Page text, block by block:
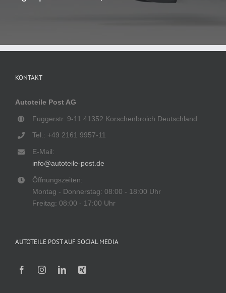
KONTAKT
Autoteile Post AG
Fuggerstr. 9-11 41352 Korschenbroich Deutschland
Tel.: +49 2161 9957-11
E-Mail:
info@autoteile-post.de
Öffnungszeiten:
Montag - Donnerstag: 08:00 - 18:00 Uhr
Freitag: 08:00 - 17:00 Uhr
AUTOTEILE POST AUF SOCIAL MEDIA